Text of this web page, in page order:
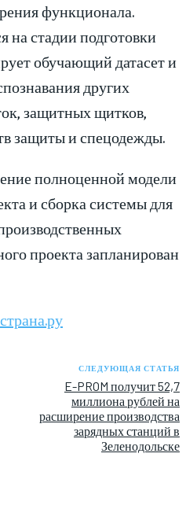
функционала.
на стадии подготовки
обучающий датасет и
других
защитных щитков,
защиты и спецодежды.
полноценной модели
и сборка системы для
проекта запланирован
СЛЕДУЮЩАЯ СТАТЬЯ
E-PROM получит 52,7
миллиона рублей на
расширение производства
зарядных станций в
Зеленодольске